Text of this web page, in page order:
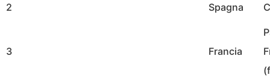
2 Spagna
3 Francia